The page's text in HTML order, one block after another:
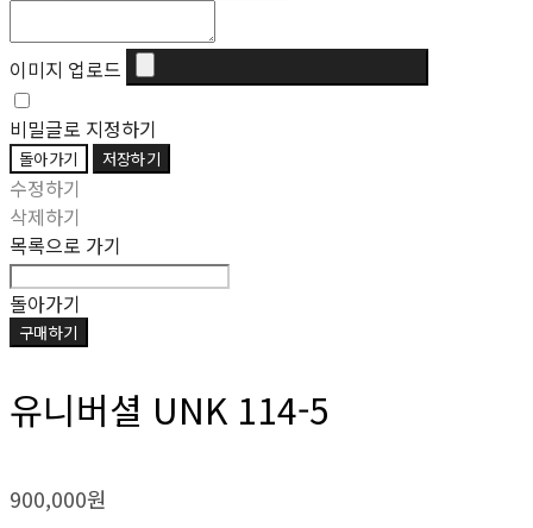
이미지 업로드
비밀글로 지정하기
돌아가기 저장하기
수정하기
삭제하기
목록으로 가기
돌아가기
구매하기
유니버셜 UNK 114-5
900,000원